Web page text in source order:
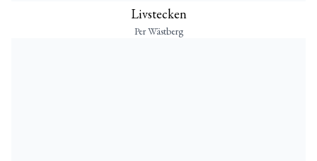
Livstecken
Per Wästberg